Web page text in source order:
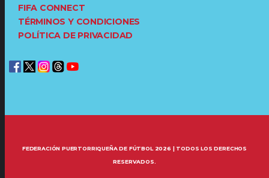
FIFA CONNECT
TÉRMINOS Y CONDICIONES
POLÍTICA DE PRIVACIDAD
FEDERACIÓN PUERTORRIQUEÑA DE FÚTBOL 2026 | TODOS LOS DERECHOS
RESERVADOS.